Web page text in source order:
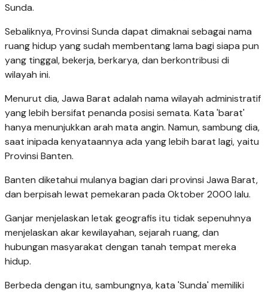
Sunda.
Sebaliknya, Provinsi Sunda dapat dimaknai sebagai nama
ruang hidup yang sudah membentang lama bagi siapa pun
yang tinggal, bekerja, berkarya, dan berkontribusi di
wilayah ini.
Menurut dia, Jawa Barat adalah nama wilayah administratif
yang lebih bersifat penanda posisi semata. Kata 'barat'
hanya menunjukkan arah mata angin. Namun, sambung dia,
saat inipada kenyataannya ada yang lebih barat lagi, yaitu
Provinsi Banten.
Banten diketahui mulanya bagian dari provinsi Jawa Barat,
dan berpisah lewat pemekaran pada Oktober 2000 lalu.
Ganjar menjelaskan letak geografis itu tidak sepenuhnya
menjelaskan akar kewilayahan, sejarah ruang, dan
hubungan masyarakat dengan tanah tempat mereka
hidup.
Berbeda dengan itu, sambungnya, kata 'Sunda' memiliki